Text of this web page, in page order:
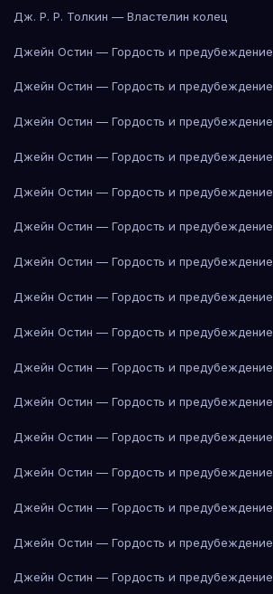
Дж. Р. Р. Толкин — Властелин колец
Джейн Остин — Гордость и предубеждение
Джейн Остин — Гордость и предубеждение
Джейн Остин — Гордость и предубеждение
Джейн Остин — Гордость и предубеждение
Джейн Остин — Гордость и предубеждение
Джейн Остин — Гордость и предубеждение
Джейн Остин — Гордость и предубеждение
Джейн Остин — Гордость и предубеждение
Джейн Остин — Гордость и предубеждение
Джейн Остин — Гордость и предубеждение
Джейн Остин — Гордость и предубеждение
Джейн Остин — Гордость и предубеждение
Джейн Остин — Гордость и предубеждение
Джейн Остин — Гордость и предубеждение
Джейн Остин — Гордость и предубеждение
Джейн Остин — Гордость и предубеждение